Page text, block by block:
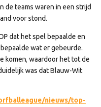
de teams waren in een strijd
voor stond.
dat het spel bepaalde en
wat er gebeurde.
komen, waardoor het tot de
was dat Blauw-Wit
nieuws/top-